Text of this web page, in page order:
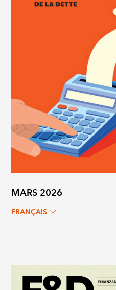
MARS 2026
FRANÇAIS